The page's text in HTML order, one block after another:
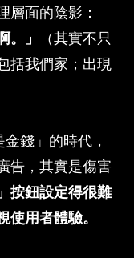
層面的陰影：
。」
（其實不只
括我們家；出現
錢」的時代，
告，其實是傷害
按鈕設定得很難
用者體驗。